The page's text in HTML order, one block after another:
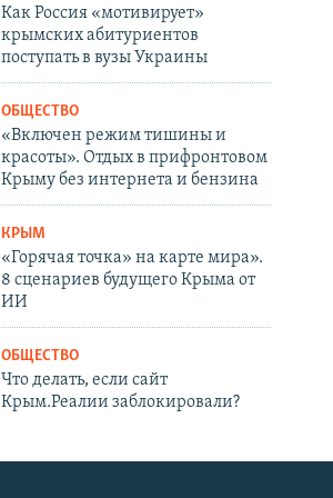
Как Россия «мотивирует»
крымских абитуриентов
поступать в вузы Украины
ОБЩЕСТВО
«Включен режим тишины и
красоты». Отдых в прифронтовом
Крыму без интернета и бензина
КРЫМ
«Горячая точка» на карте мира».
8 сценариев будущего Крыма от
ИИ
ОБЩЕСТВО
Что делать, если сайт
Крым.Реалии заблокировали?